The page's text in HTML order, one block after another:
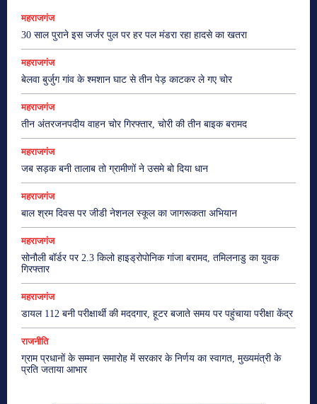
महराजगंज
30 साल पुराने इस जर्जर पुल पर हर पल मंडरा रहा हादसे का खतरा
महराजगंज
बेलवा बुर्जुग गांव के श्मशान घाट से तीन पेड़ काटकर ले गए चोर
महराजगंज
तीन अंतरजनपदीय वाहन चोर गिरफ्तार, चोरी की तीन बाइक बरामद
महराजगंज
जब सड़क बनी तालाब तो ग्रामीणों ने उसमे बो दिया धान
महराजगंज
बाल श्रम दिवस पर जीडी नेशनल स्कूल का जागरूकता अभियान
महराजगंज
सोनौली बॉर्डर पर 2.3 किलो हाइड्रोपोनिक गांजा बरामद, तमिलनाडु का युवक
गिरफ्तार
महराजगंज
डायल 112 बनी परीक्षार्थी की मददगार, हूटर बजाते समय पर पहुंचाया परीक्षा केंद्र
राजनीति
ग्राम प्रधानों के सम्मान समारोह में सरकार के निर्णय का स्वागत, मुख्यमंत्री के
प्रति जताया आभार